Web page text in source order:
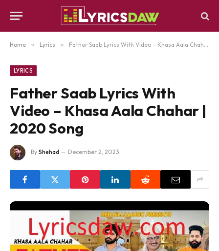
Home » Lyrics » Father Saab Lyrics With Video – Khasa Aala Chahar | 2020 Song
LYRICS
Father Saab Lyrics With
Video – Khasa Aala Chahar |
2020 Song
By Shehad December 2, 2023